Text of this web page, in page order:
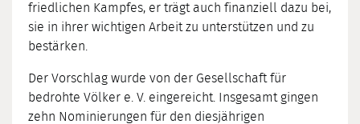
friedlichen Kampfes, er trägt auch finanziell dazu bei,
sie in ihrer wichtigen Arbeit zu unterstützen und zu
bestärken.
Der Vorschlag wurde von der Gesellschaft für
bedrohte Völker e. V. eingereicht. Insgesamt gingen
zehn Nominierungen für den diesjährigen